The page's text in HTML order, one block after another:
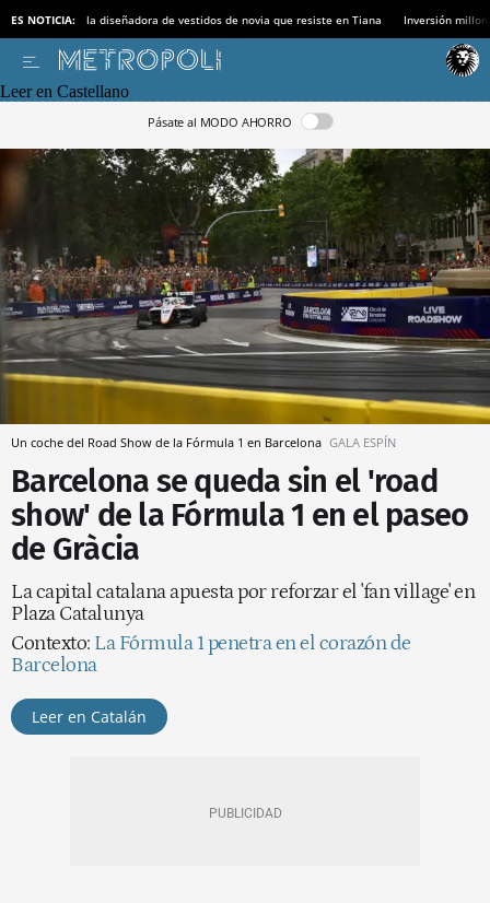
ES NOTICIA: la diseñadora de vestidos de novia que resiste en Tiana Inversión
Leer en Castellano
Pásate al MODO AHORRO
Un coche del Road Show de la Fórmula 1 en Barcelona GALA ESPÍN
Barcelona se queda sin el 'road
show' de la Fórmula 1 en el paseo
de Gràcia
La capital catalana apuesta por reforzar el 'fan village' en
Plaza Catalunya
Contexto: La Fórmula 1 penetra en el corazón de
Barcelona
Leer en Catalán